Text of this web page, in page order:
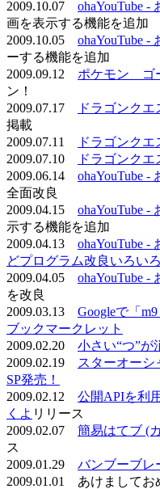
2009.10.07 ohaYouTube -
画を表示する機能を追加
2009.10.05 ohaYouTube -
ーする機能を追加
2009.09.12 ポケモン ゴ
ン！
2009.07.17
ドラゴンク
掲載
2009.07.11
ドラゴンクエ
2009.07.10
ドラゴンクエ
2009.06.14 ohaYouTube -
全面改良
2009.04.15 ohaYouTube -
示する機能を追加
2009.04.13 ohaYouTube -
どプログラム改良いろいろ
2009.04.05 ohaYouTube -
を改良
2009.03.13 Googleで「
ブックマークレット
2009.02.20 小さい“つ”が
2009.02.19
スターオーシ
SP発売！
2009.02.12 公開APIを利
くよ リリース
2009.02.07 簡易はてブ (
ス
2009.01.29 バンブーブ
2009.01.01 あけましてお